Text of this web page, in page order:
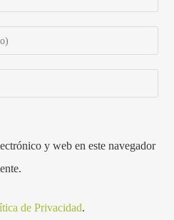
y web en este navegador
de Privacidad.